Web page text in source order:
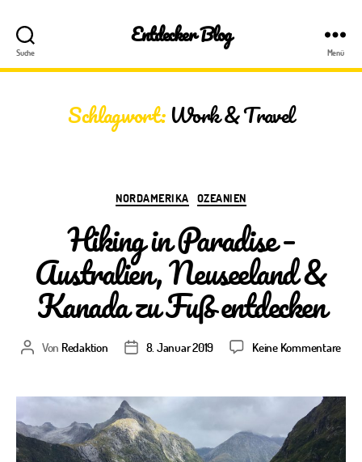
Suche
Entdecker Blog
Menü
Schlagwort: Work & Travel
Kategorien
NORDAMERIKA OZEANIEN
Hiking in Paradise –
Australien, Neuseeland &
Kanada zu Fuß entdecken
Beitragsautor
Von Redaktion Veröffentlichungsdatum
8. Januar 2019 Keine Kommentarezu
–